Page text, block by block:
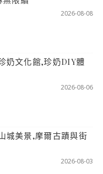
2026-08-08
奶文化館,珍奶DIY體
2026-08-06
城美景,摩爾古蹟與街
2026-08-03